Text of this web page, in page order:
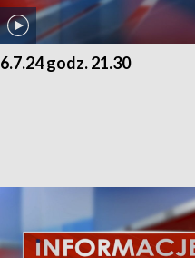
6.7.24 godz. 21.30